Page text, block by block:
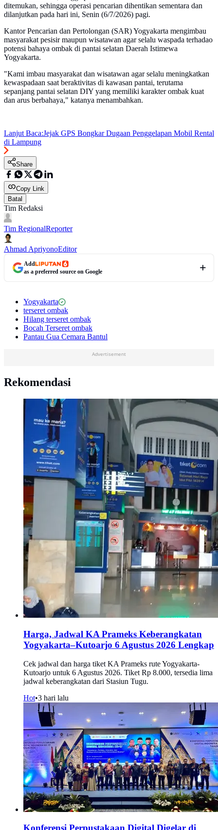
ditemukan, sehingga operasi pencarian dihentikan sementara dan
dilanjutkan pada hari ini, Senin (6/7/2026) pagi.
Kantor Pencarian dan Pertolongan (SAR) Yogyakarta mengimbau
masyarakat pesisir maupun wisatawan agar selalu waspada terhadao
potensi bahaya ombak di pantai selatan Daerah Istimewa
Yogyakarta.
"Kami imbau masyarakat dan wisatawan agar selalu meningkatkan
kewaspadaan saat beraktivitas di kawasan pantai, terutama
sepanjang pantai selatan DIY yang memiliki karakter ombak kuat
dan arus berbahaya," katanya menambahkan.
Lanjut Baca:Jejak GPS Bongkar Dugaan Penggelapan Mobil Rental
di Lampung
Share
Copy Link
Batal
Tim Redaksi
Tim RegionalReporter
Ahmad ApriyonoEditor
Add
as a preferred source on Google
Yogyakarta
terseret ombak
Hilang terseret ombak
Bocah Terseret ombak
Pantau Gua Cemara Bantul
Advertisement
Rekomendasi
Harga, Jadwal KA Prameks Keberangkatan
Yogyakarta–Kutoarjo 6 Agustus 2026 Lengkap
Cek jadwal dan harga tiket KA Prameks rute Yogyakarta-
Kutoarjo untuk 6 Agustus 2026. Tiket Rp 8.000, tersedia lima
jadwal keberangkatan dari Stasiun Tugu.
Hot•3 hari lalu